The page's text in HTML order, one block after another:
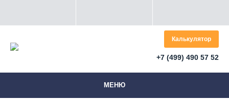
Калькулятор
+7 (499) 490 57 52
МЕНЮ